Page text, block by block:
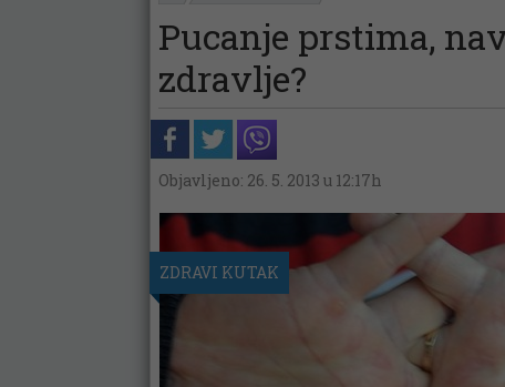
Pucanje prstima,
zdravlje?
Objavljeno: 26. 5. 2013 u 12:17h
ZDRAVI KUTAK